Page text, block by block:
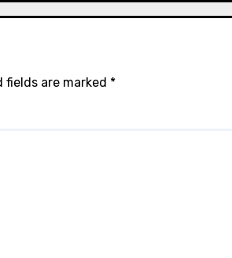
fields are marked *